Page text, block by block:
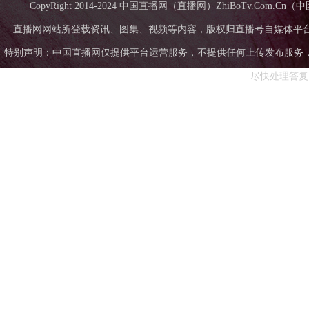
CopyRight 2014-2024 中国直播网（直播网）ZhiBoTv.Com.Cn（
直播网网站所登载资讯、图集、视频等内容，版权归直播号自媒体
特别声明：中国直播网仅提供平台运营服务，不提供任何上传发布服务
尽快处理答